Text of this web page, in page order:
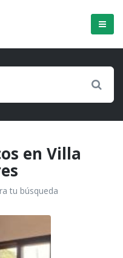
Menú
en Villa
tu búsqueda